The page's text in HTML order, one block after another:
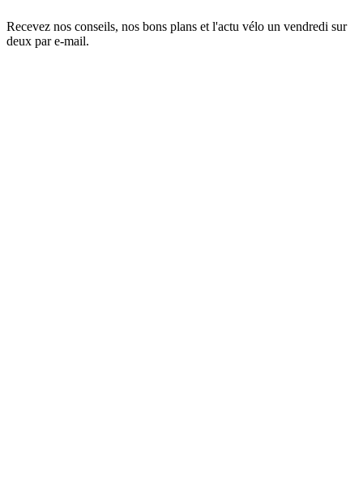
Recevez nos conseils, nos bons plans et l'actu vélo un vendredi sur
deux par e-mail.